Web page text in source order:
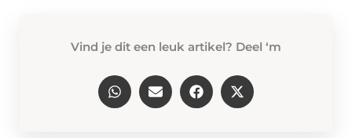
Vind je dit een leuk artikel? Deel ‘m